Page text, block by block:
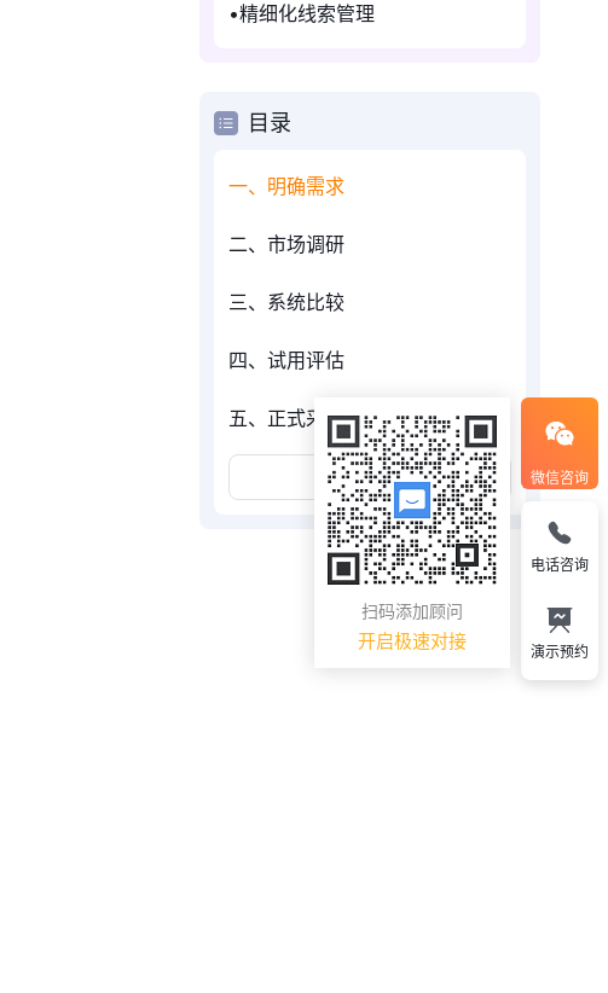
精细化线索管理
目录
一、明确需求
二、市场调研
三、系统比较
四、试用评估
五、正式采购
展开更多 微信咨询
扫码添加顾问
开启极速对接
电话咨询
演示预约